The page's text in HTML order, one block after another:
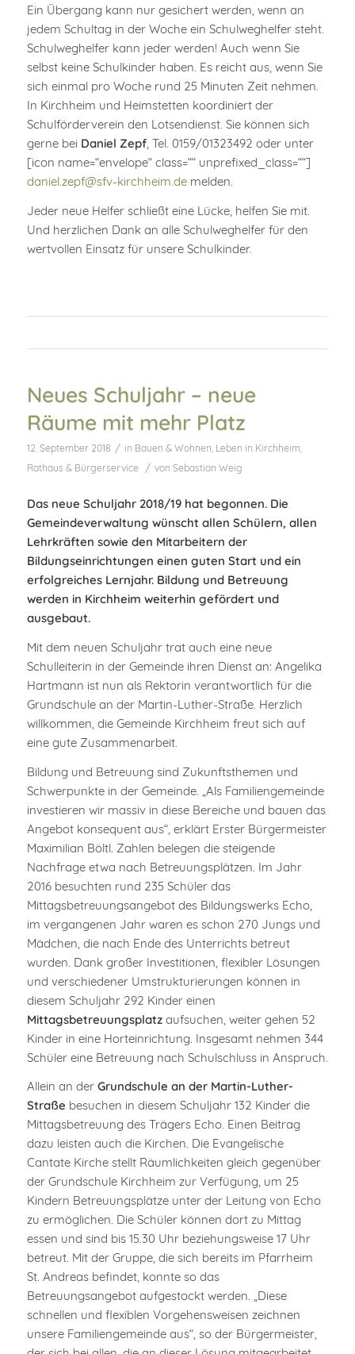
Ein Übergang kann nur gesichert werden, wenn an
jedem Schultag in der Woche ein Schulweghelfer steht.
Schulweghelfer kann jeder werden! Auch wenn Sie
selbst keine Schulkinder haben. Es reicht aus, wenn Sie
sich einmal pro Woche rund 25 Minuten Zeit nehmen.
In Kirchheim und Heimstetten koordiniert der
Schulförderverein den Lotsendienst. Sie können sich
gerne bei Daniel Zepf, Tel. 0159/01323492 oder unter
[icon name=“envelope“ class=““ unprefixed_class=““]
daniel.zepf@sfv-kirchheim.demelden.
Jeder neue Helfer schließt eine Lücke, helfen Sie mit.
Und herzlichen Dank an alle Schulweghelfer für den
wertvollen Einsatz für unsere Schulkinder.
Neues Schuljahr – neue
Räume mit mehr Platz
12. September 2018 / in Bauen & Wohnen, Leben in Kirchheim,
Rathaus & Bürgerservice
/ von Sebastian Weig
Das neue Schuljahr 2018/19 hat begonnen. Die
Gemeindeverwaltung wünscht allen Schülern, allen
Lehrkräften sowie den Mitarbeitern der
Bildungseinrichtungen einen guten Start und ein
erfolgreiches Lernjahr. Bildung und Betreuung
werden in Kirchheim weiterhin gefördert und
ausgebaut.
Mit dem neuen Schuljahr trat auch eine neue
Schulleiterin in der Gemeinde ihren Dienst an: Angelika
Hartmann ist nun als Rektorin verantwortlich für die
Grundschule an der Martin-Luther-Straße. Herzlich
willkommen, die Gemeinde Kirchheim freut sich auf
eine gute Zusammenarbeit.
Bildung und Betreuung sind Zukunftsthemen und
Schwerpunkte in der Gemeinde. „Als Familiengemeinde
investieren wir massiv in diese Bereiche und bauen das
Angebot konsequent aus“, erklärt Erster Bürgermeister
Maximilian Böltl. Zahlen belegen die steigende
Nachfrage etwa nach Betreuungsplätzen. Im Jahr
2016 besuchten rund 235 Schüler das
Mittagsbetreuungsangebot des Bildungswerks Echo,
im vergangenen Jahr waren es schon 270 Jungs und
Mädchen, die nach Ende des Unterrichts betreut
wurden. Dank großer Investitionen, flexibler Lösungen
und verschiedener Umstrukturierungen können in
diesem Schuljahr 292 Kinder einen
Mittagsbetreuungsplatzaufsuchen, weiter gehen 52
Kinder in eine Horteinrichtung. Insgesamt nehmen 344
Schüler eine Betreuung nach Schulschluss in Anspruch.
Allein an der Grundschule an der Martin-Luther-
Straße besuchen in diesem Schuljahr 132 Kinder die
Mittagsbetreuung des Trägers Echo. Einen Beitrag
dazu leisten auch die Kirchen. Die Evangelische
Cantate Kirche stellt Räumlichkeiten gleich gegenüber
der Grundschule Kirchheim zur Verfügung, um 25
Kindern Betreuungsplätze unter der Leitung von Echo
zu ermöglichen. Die Schüler können dort zu Mittag
essen und sind bis 15.30 Uhr beziehungsweise 17 Uhr
betreut. Mit der Gruppe, die sich bereits im Pfarrheim
St. Andreas befindet, konnte so das
Betreuungsangebot aufgestockt werden. „Diese
schnellen und flexiblen Vorgehensweisen zeichnen
unsere Familiengemeinde aus“, so der Bürgermeister,